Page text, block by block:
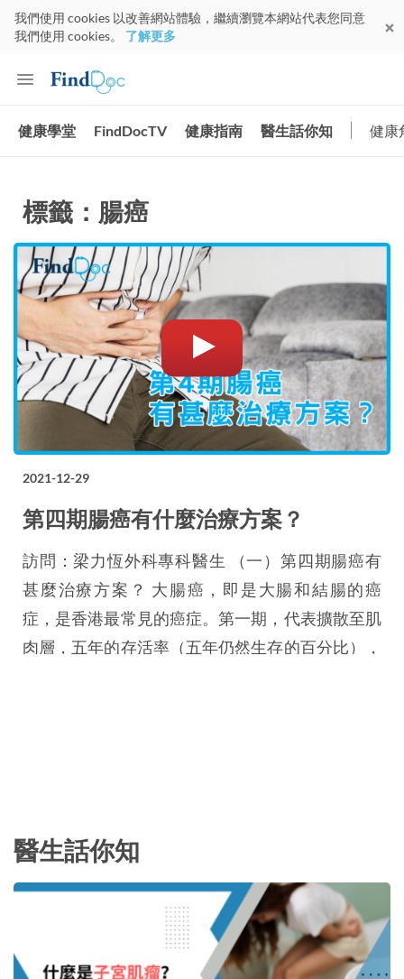
我們使用 cookies 以改善網站體驗，繼續瀏覽本網站代表您同意
我們使用 cookies。 了解更多
健康學堂 FindDocTV 健康指南 醫生話你知 健康
標籤：腸癌
2021-12-29
第四期腸癌有什麼治療方案？
訪問：梁力恆外科專科醫生 （一）第四期腸癌有
甚麼治療方案？ 大腸癌，即是大腸和結腸的癌
症，是香港最常見的癌症。第一期，代表擴散至肌
肉層，五年的存活率（五年仍然生存的百分比），
醫生話你知